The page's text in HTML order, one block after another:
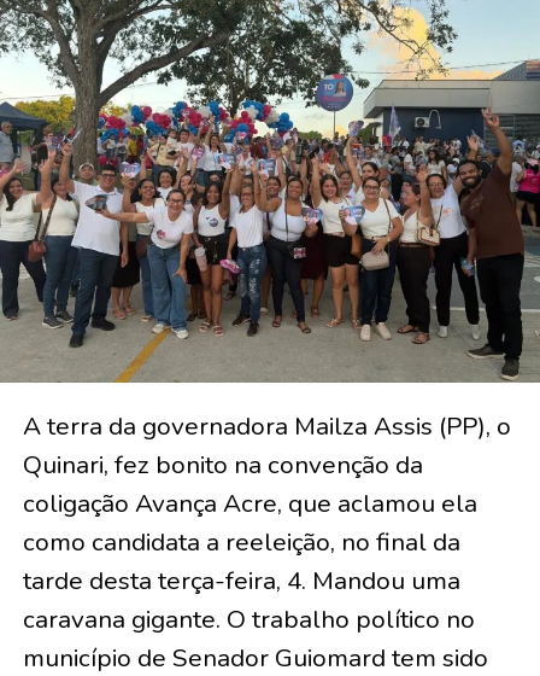
A terra da governadora Mailza Assis (PP), o
Quinari, fez bonito na convenção da
coligação Avança Acre, que aclamou ela
como candidata a reeleição, no final da
tarde desta terça-feira, 4. Mandou uma
caravana gigante. O trabalho político no
município de Senador Guiomard tem sido